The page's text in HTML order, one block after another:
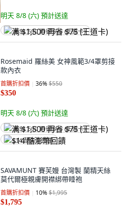
明天 8/8 (六) 預計送達
满 $1,500 再省 $75 (王道卡)
Rosemaid 羅絲美 女神風範3/4罩剪接
款內衣
首購折扣價 36%$550
$350
明天 8/8 (六) 預計送達
满 $1,500 再省 $75 (王道卡)
$14 酷澎幣回饋
SAVAMUNT 賽芙嫚 台灣製 蘭精天絲
莫代爾極親膚開襟綁帶睡袍
首購折扣價 10%$1,995
$1,795